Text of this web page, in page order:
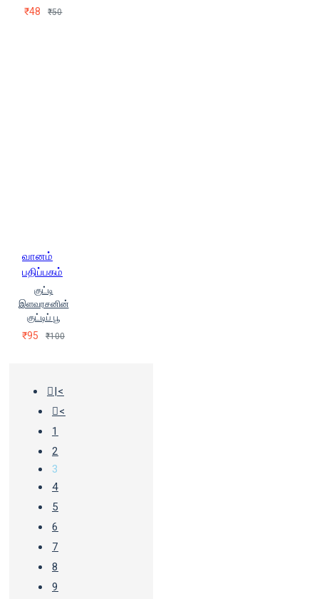
₹48 ₹50
வானம்
பதிப்பகம்
குட்டி
இளவரசனின்
குட்டிப் பூ
₹95 ₹100
|<
<
1
2
3
4
5
6
7
8
9